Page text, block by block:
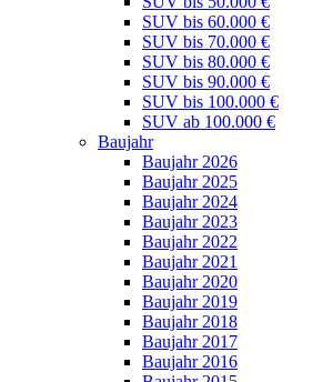
SUV bis 60.000 €
SUV bis 70.000 €
SUV bis 80.000 €
SUV bis 90.000 €
SUV bis 100.000 €
SUV ab 100.000 €
Baujahr
Baujahr 2026
Baujahr 2025
Baujahr 2024
Baujahr 2023
Baujahr 2022
Baujahr 2021
Baujahr 2020
Baujahr 2019
Baujahr 2018
Baujahr 2017
Baujahr 2016